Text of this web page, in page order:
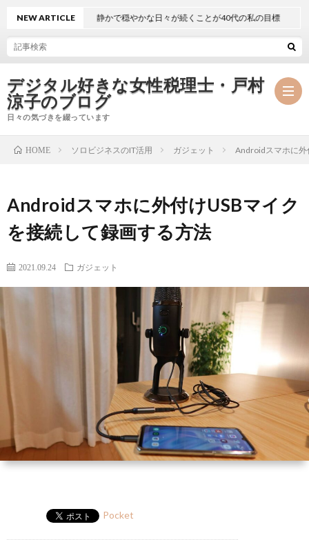
デジタル好きな女性税理士・戸村
涼子のブログ
日々の気づきを綴っています
ロ
事
ナ
ー・
講
NEW ARTICLE静かで穏やかな日々が続くことが40代の私の目標
HOME ソロビジネスのIT活用 ガジェット Androidスマホに外
Androidスマホに外付けUSBマイク
を接続して録画する方法
2021.09.24 ガジェット
Pocket